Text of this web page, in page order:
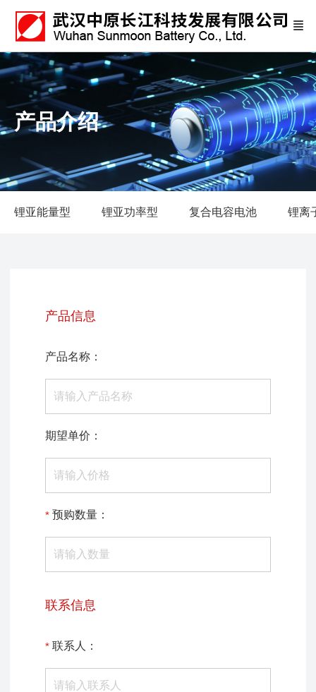
产品介绍
锂亚能量型 锂亚功率型 复合电容电池 锂离
产品信息
产品名称：
期望单价：
预购数量：
联系信息
联系人：